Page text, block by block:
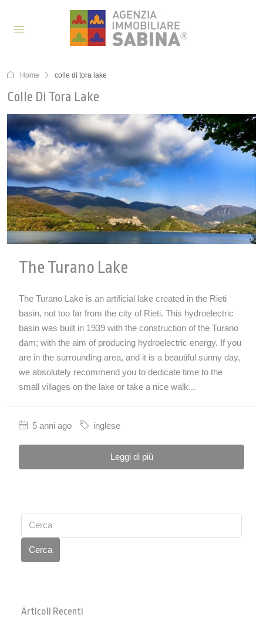
Home colle di tora lake
Colle Di Tora Lake
The Turano Lake
The Turano Lake is an artificial lake created in the Rieti
basin, not too far from the city of Rieti. This hydroelectric
basin was built in 1939 with the construction of the Turano
dam; with the aim of producing hydroelectric energy. If you
are in the surrounding area, and it is a beautiful sunny day,
we absolutely recommend you to dedicate time to the
small villages on the lake or take a nice walk...
5 anni ago inglese
Leggi di più
Cerca
Articoli Recenti